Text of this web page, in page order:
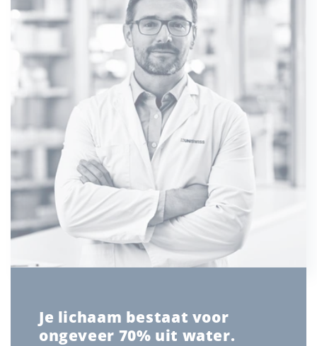
Je lichaam bestaat voor
ongeveer 70% uit water.